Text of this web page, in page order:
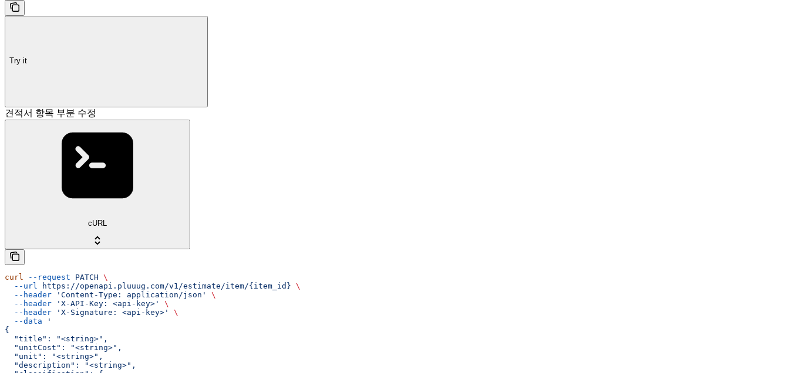
Try it
견적서 항목 부분 수정
cURL
curl --request PATCH \
  --url
https://openapi.pluuug.com/v1/estimate/item/{item_id} \
  --header
'Content-Type: application/json'
\
  --header
'X-API-Key: <api-key>'
\
  --header
'X-Signature: <api-key>'
\
  --data
'
{
  "title": "<string>",
  "unitCost": "<string>",
  "unit": "<string>",
  "description": "<string>",